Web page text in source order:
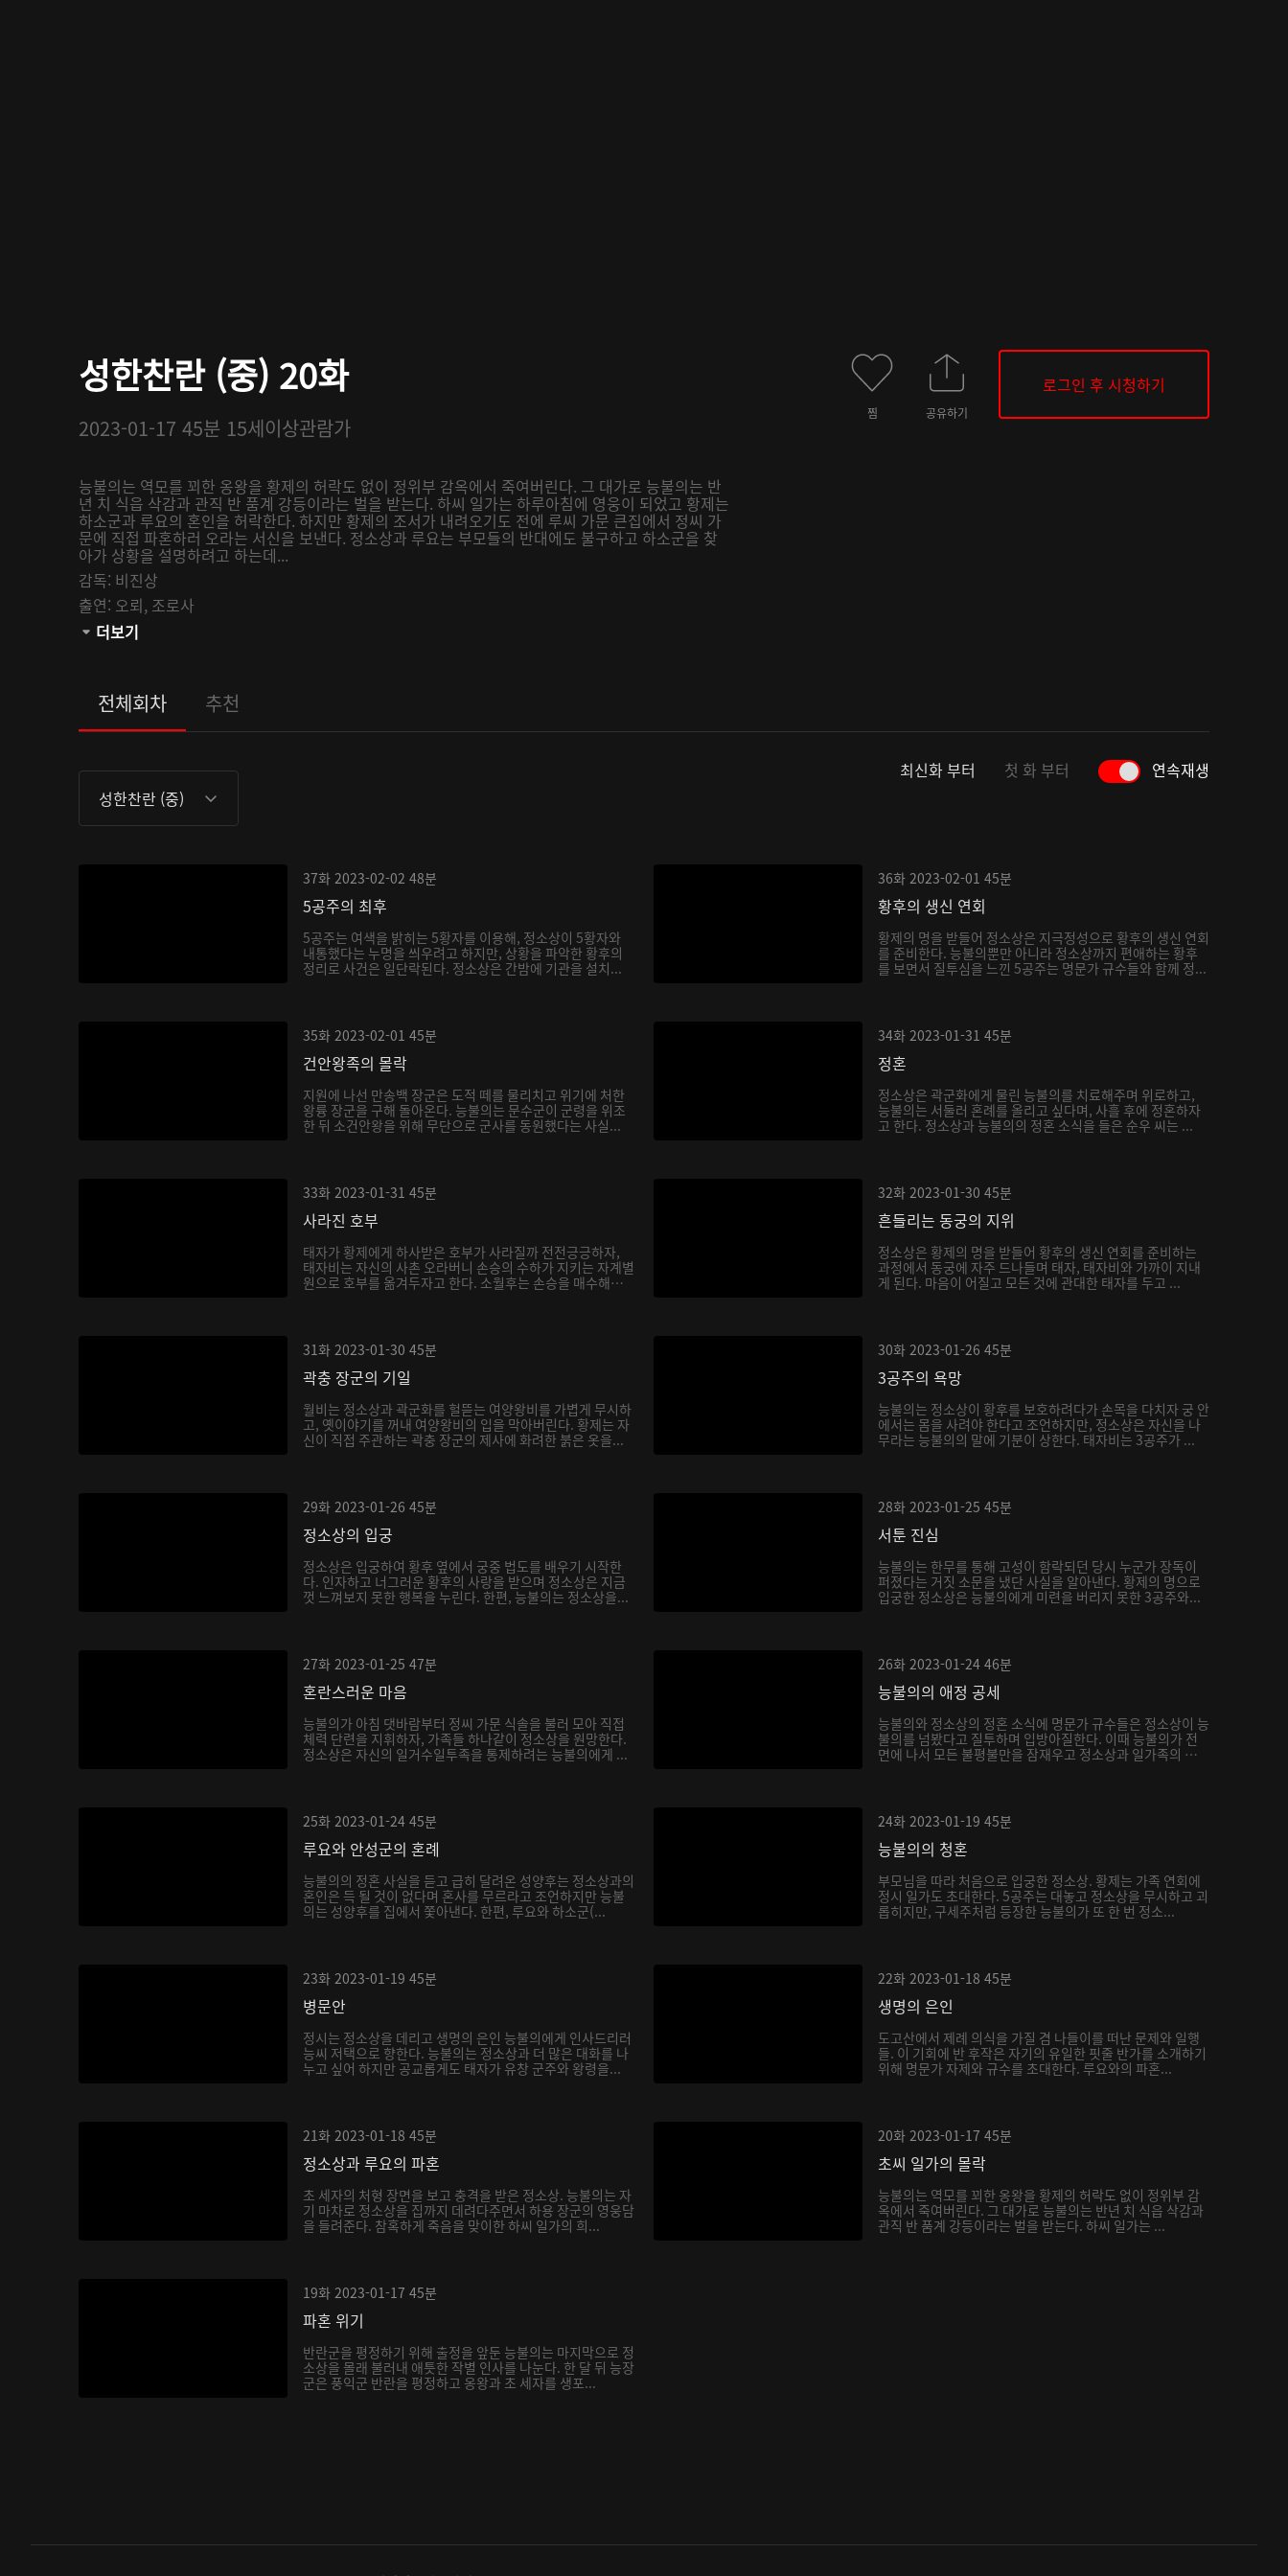
성한찬란 (중) 20화
2023-01-17 45분 15세이상관람가
능불의는 역모를 꾀한 옹왕을 황제의 허락도 없이 정위부 감옥에서 죽여버린다. 그 대가로 능불의는 반
년 치 식읍 삭감과 관직 반 품계 강등이라는 벌을 받는다. 하씨 일가는 하루아침에 영웅이 되었고 황제는
하소군과 루요의 혼인을 허락한다. 하지만 황제의 조서가 내려오기도 전에 루씨 가문 큰집에서 정씨 가
문에 직접 파혼하러 오라는 서신을 보낸다. 정소상과 루요는 부모들의 반대에도 불구하고 하소군을 찾
아가 상황을 설명하려고 하는데...
감독: 비진상
출연: 오뢰, 조로사
관람등급:
더보기
찜 공유하기
로그인 후 시청하기
전체회차 추천
성한찬란 (중)
최신화 부터 첫 화 부터 연속재생
37화 2023-02-02 48분
5공주의 최후
5공주는 여색을 밝히는 5황자를 이용해, 정소상이 5황자와
내통했다는 누명을 씌우려고 하지만, 상황을 파악한 황후의
정리로 사건은 일단락된다. 정소상은 간밤에 기관을 설치...
36화 2023-02-01 45분
황후의 생신 연회
황제의 명을 받들어 정소상은 지극정성으로 황후의 생신 연회
를 준비한다. 능불의뿐만 아니라 정소상까지 편애하는 황후
를 보면서 질투심을 느낀 5공주는 명문가 규수들와 함께 정...
35화 2023-02-01 45분
건안왕족의 몰락
지원에 나선 만송백 장군은 도적 떼를 물리치고 위기에 처한
왕륭 장군을 구해 돌아온다. 능불의는 문수군이 군령을 위조
한 뒤 소건안왕을 위해 무단으로 군사를 동원했다는 사실...
34화 2023-01-31 45분
정혼
정소상은 곽군화에게 물린 능불의를 치료해주며 위로하고,
능불의는 서둘러 혼례를 올리고 싶다며, 사흘 후에 정혼하자
고 한다. 정소상과 능불의의 정혼 소식을 들은 순우 씨는 ...
33화 2023-01-31 45분
사라진 호부
태자가 황제에게 하사받은 호부가 사라질까 전전긍긍하자,
태자비는 자신의 사촌 오라버니 손승의 수하가 지키는 자계별
원으로 호부를 옮겨두자고 한다. 소월후는 손승을 매수해
32화 2023-01-30 45분
흔들리는 동궁의 지위
정소상은 황제의 명을 받들어 황후의 생신 연회를 준비하는
과정에서 동궁에 자주 드나들며 태자, 태자비와 가까이 지내
게 된다. 마음이 어질고 모든 것에 관대한 태자를 두고 ...
31화 2023-01-30 45분
곽충 장군의 기일
월비는 정소상과 곽군화를 헐뜯는 여양왕비를 가볍게 무시하
고, 옛이야기를 꺼내 여양왕비의 입을 막아버린다. 황제는 자
신이 직접 주관하는 곽충 장군의 제사에 화려한 붉은 옷을...
30화 2023-01-26 45분
3공주의 욕망
능불의는 정소상이 황후를 보호하려다가 손목을 다치자 궁 안
에서는 몸을 사려야 한다고 조언하지만, 정소상은 자신을 나
무라는 능불의의 말에 기분이 상한다. 태자비는 3공주가 ...
29화 2023-01-26 45분
정소상의 입궁
정소상은 입궁하여 황후 옆에서 궁중 법도를 배우기 시작한
다. 인자하고 너그러운 황후의 사랑을 받으며 정소상은 지금
껏 느껴보지 못한 행복을 누린다. 한편, 능불의는 정소상을...
28화 2023-01-25 45분
서툰 진심
능불의는 한무를 통해 고성이 함락되던 당시 누군가 장독이
퍼졌다는 거짓 소문을 냈단 사실을 알아낸다. 황제의 명으로
입궁한 정소상은 능불의에게 미련을 버리지 못한 3공주와...
27화 2023-01-25 47분
혼란스러운 마음
능불의가 아침 댓바람부터 정씨 가문 식솔을 불러 모아 직접
체력 단련을 지휘하자, 가족들 하나같이 정소상을 원망한다.
정소상은 자신의 일거수일투족을 통제하려는 능불의에게 ...
26화 2023-01-24 46분
능불의의 애정 공세
능불의와 정소상의 정혼 소식에 명문가 규수들은 정소상이 능
불의를 넘봤다고 질투하며 입방아질한다. 이때 능불의가 전
면에 나서 모든 불평불만을 잠재우고 정소상과 일가족의 체
25화 2023-01-24 45분
루요와 안성군의 혼례
능불의의 정혼 사실을 듣고 급히 달려온 성양후는 정소상과의
혼인은 득 될 것이 없다며 혼사를 무르라고 조언하지만 능불
의는 성양후를 집에서 쫓아낸다. 한편, 루요와 하소군(...
24화 2023-01-19 45분
능불의의 청혼
부모님을 따라 처음으로 입궁한 정소상. 황제는 가족 연회에
정시 일가도 초대한다. 5공주는 대놓고 정소상을 무시하고 괴
롭히지만, 구세주처럼 등장한 능불의가 또 한 번 정소...
23화 2023-01-19 45분
병문안
정시는 정소상을 데리고 생명의 은인 능불의에게 인사드리러
능씨 저택으로 향한다. 능불의는 정소상과 더 많은 대화를 나
누고 싶어 하지만 공교롭게도 태자가 유창 군주와 왕령을...
22화 2023-01-18 45분
생명의 은인
도고산에서 제례 의식을 가질 겸 나들이를 떠난 문제와 일행
들. 이 기회에 반 후작은 자기의 유일한 핏줄 반가를 소개하기
위해 명문가 자제와 규수를 초대한다. 루요와의 파혼...
21화 2023-01-18 45분
정소상과 루요의 파혼
초 세자의 처형 장면을 보고 충격을 받은 정소상. 능불의는 자
기 마차로 정소상을 집까지 데려다주면서 하용 장군의 영웅담
을 들려준다. 참혹하게 죽음을 맞이한 하씨 일가의 희...
20화 2023-01-17 45분
초씨 일가의 몰락
능불의는 역모를 꾀한 옹왕을 황제의 허락도 없이 정위부 감
옥에서 죽여버린다. 그 대가로 능불의는 반년 치 식읍 삭감과
관직 반 품계 강등이라는 벌을 받는다. 하씨 일가는 ...
19화 2023-01-17 45분
파혼 위기
반란군을 평정하기 위해 출정을 앞둔 능불의는 마지막으로 정
소상을 몰래 불러내 애틋한 작별 인사를 나눈다. 한 달 뒤 능장
군은 풍익군 반란을 평정하고 옹왕과 초 세자를 생포...